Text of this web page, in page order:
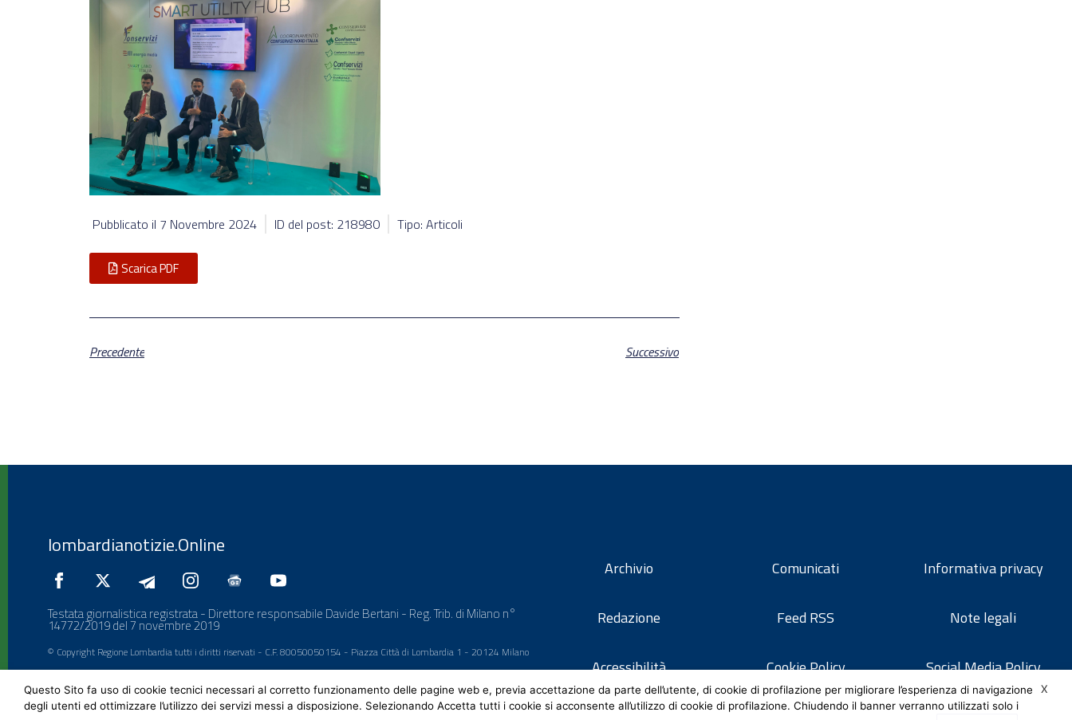
Pubblicato il 7 Novembre 2024 ID del post: 218980 Tipo: Articoli
Scarica PDF
Precedente Successivo
lombardianotizie.Online
Testata giornalistica registrata - Direttore responsabile Davide Bertani - Reg. Trib. di Milano n°
14772/2019 del 7 novembre 2019
© Copyright Regione Lombardia tutti i diritti riservati - C.F. 80050050154 - Piazza Città di Lombardia 1 - 20124 Milano
Archivio
Redazione
Accessibilità
Comunicati
Feed RSS
Cookie Policy
Informativa privacy
Note legali
Social Media Policy
X
Questo Sito fa uso di cookie tecnici necessari al corretto funzionamento delle pagine web e, previa accettazione da parte dell’utente, di cookie di profilazione per migliorare l’esperienza di navigazione
degli utenti ed ottimizzare l’utilizzo dei servizi messi a disposizione. Selezionando Accetta tutti i cookie si acconsente all’utilizzo di cookie di profilazione. Chiudendo il banner verranno utilizzati solo i